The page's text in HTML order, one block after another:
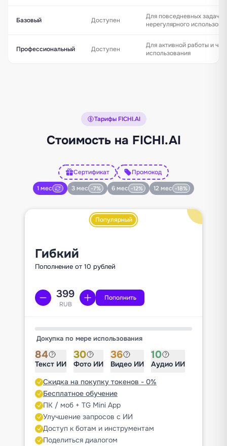
Базовый Доступен
Для повседневных задач и
нерегулярного
Профессиональный Доступен
Для активной работы и
использования
Тарифы FICHI.AI
Стоимость на FICHI.AI
Сертификат
1 мес
3 мес -7% 6 мес -12% 12 мес -18%
Промокод
Популярный
Гибкий
Пополнение от 10 рублей
RUB
Пополнить
Докупка по мере использования
84
Текст ИИ
30
Фото ИИ
36
Видео ИИ
10
Аудио ИИ
Скидка на покупку токенов - 0%
Бесплатное обучение
ПК / моб + TG Mini App
Улучшение запросов с ИИ
Доступ к ботам и инструментам
Поделиться диалогом